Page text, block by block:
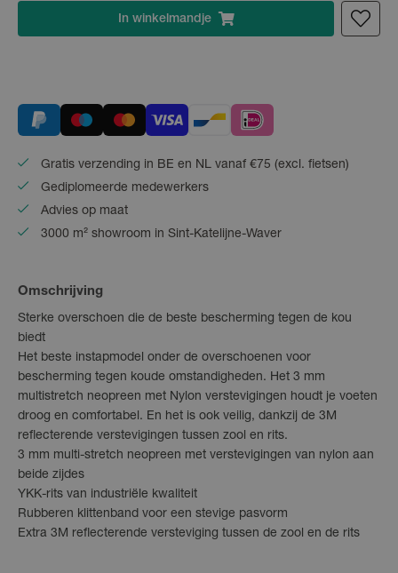
In winkelmandje
Gratis verzending in BE en NL vanaf €75 (excl. fietsen)
Gediplomeerde medewerkers
Advies op maat
3000 m² showroom in Sint-Katelijne-Waver
Omschrijving
Sterke overschoen die de beste bescherming tegen de kou
biedt
Het beste instapmodel onder de overschoenen voor
bescherming tegen koude omstandigheden. Het 3 mm
multistretch neopreen met Nylon verstevigingen houdt je voeten
droog en comfortabel. En het is ook veilig, dankzij de 3M
reflecterende verstevigingen tussen zool en rits.
3 mm multi-stretch neopreen met verstevigingen van nylon aan
beide zijdes
YKK-rits van industriële kwaliteit
Rubberen klittenband voor een stevige pasvorm
Extra 3M reflecterende versteviging tussen de zool en de rits